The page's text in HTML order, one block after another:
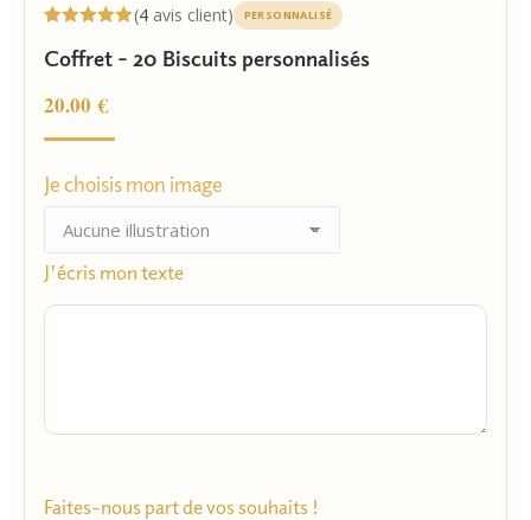
Coffret – 20 Biscuits personnalisés
20.00€
sur 5
notations
client
(4avis client) PERSONNALISÉ
Je choisis mon image
J'écris mon texte
Faites-nous part de vos souhaits !